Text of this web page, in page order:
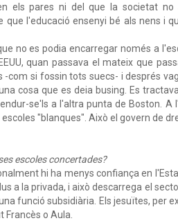
els pares ni del que la societat no
l'educació ensenyi bé als nens i
no es podia encarregar només a
quan passava el mateix que
-com si fossin tots suecs- i després
cosa que es deia busing. Es
se'ls a l'altra punta de Boston.
"blanques". Això el govern de
escoles concertades?
hi ha menys confiança en
a la privada, i això descarrega el
funció subsidiària. Els jesuïtes, per
o Aula.